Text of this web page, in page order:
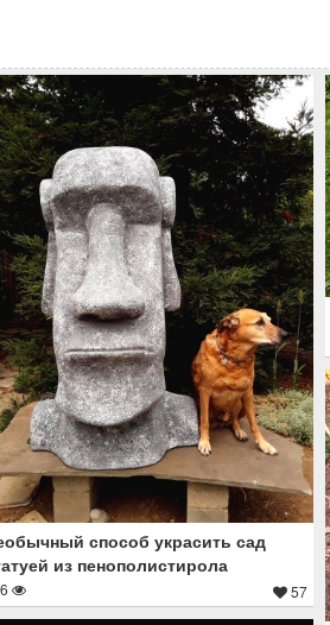
способ украсить сад
из пенополистирола
57